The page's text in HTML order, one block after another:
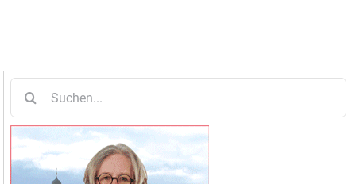
nach: